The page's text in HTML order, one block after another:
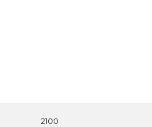
2100